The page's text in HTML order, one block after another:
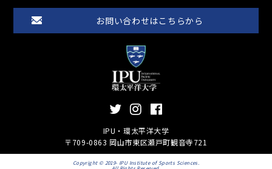
お問い合わせはこちらから
IPU・環太平洋大学
〒709-0863 岡山市東区瀬戸町観音寺721
Copyright © 2019- IPU Institute of Sports Sciences.